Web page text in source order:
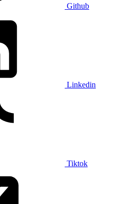
Github
Linkedin
Tiktok